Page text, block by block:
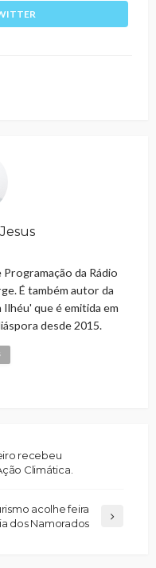
da Rádio
É também autor da
que é emitida em
desde 2015.
recebeu
Climática.
acolhe feira
dos Namorados